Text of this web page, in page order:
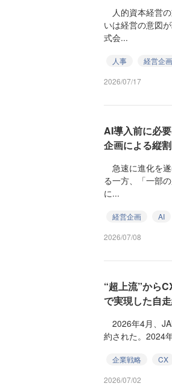
人的資本経営
いは経営の意図
式会...
人事 経営企画
2026/07/17
AI導入前に必
企画による縦
急速に進化を
る一方、「一部
に...
経営企画 AI
2026/07/08
“超上流”から
で実現した自
2026年4月、
約された。2024
企業戦略 CX
2026/07/02